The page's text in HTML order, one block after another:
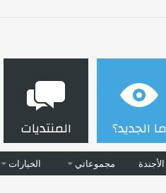
ما الجديد؟ المنتديات
الأجندة مجموعاتي الخيارات